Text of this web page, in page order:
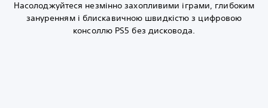
Насолоджуйтеся незмінно захопливими іграми, глибоким
зануренням і блискавичною швидкістю з цифровою
консоллю PS5 без дисковода.